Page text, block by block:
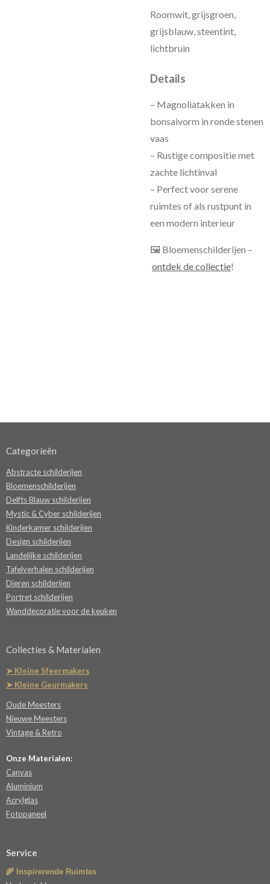
Roomwit, grijsgroen,
grijsblauw, steentint,
lichtbruin
Details
– Magnoliatakken in
bonsaivorm in ronde stenen
vaas
– Rustige compositie met
zachte lichtinval
– Perfect voor serene
ruimtes of als rustpunt in
een modern interieur
🖼 Bloemenschilderijen –
ontdek de collectie!
Categorieën
Abstracte schilderijen
Bloemenschilderijen
Delfts Blauw schilderijen
Mystic & Cyber schilderijen
Kinderkamer schilderijen
Design schilderijen
Landelijke schilderijen
Tafelverhalen schilderijen
Dieren schilderijen
Portret schilderijen
Wanddecoratie voor de keuken
Collecties & Materialen
➤ Kleine Sfeermakers
➤ Kleine Geurmakers
Oude Meesters
Nieuwe Meesters
Vintage & Retro
Onze Materialen:
Canvas
Aluminium
Acrylglas
Fotopaneel
Service
🌾 Inspirerende Ruimtes